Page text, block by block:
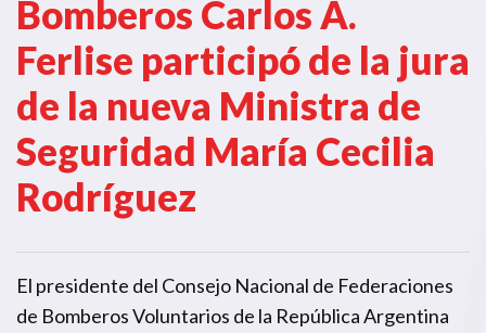
Bomberos Carlos A.
Ferlise participó de la jura
de la nueva Ministra de
Seguridad María Cecilia
Rodríguez
El presidente del Consejo Nacional de Federaciones
de Bomberos Voluntarios de la República Argentina